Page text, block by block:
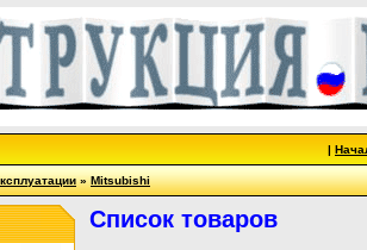
|
»Mitsubishi
Список товаров